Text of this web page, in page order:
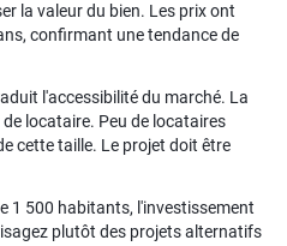
la valeur du bien. Les prix ont
confirmant une tendance de
l'accessibilité du marché. La
de locataire. Peu de locataires
cette taille. Le projet doit être
1 500 habitants, l'investissement
plutôt des projets alternatifs